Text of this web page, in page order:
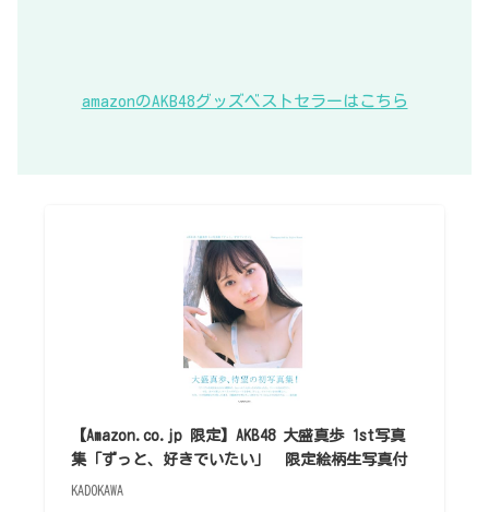
amazonのAKB48グッズベストセラーはこちら
【Amazon.co.jp 限定】AKB48 大盛真歩 1st写真
集「ずっと、好きでいたい」 限定絵柄生写真付
KADOKAWA